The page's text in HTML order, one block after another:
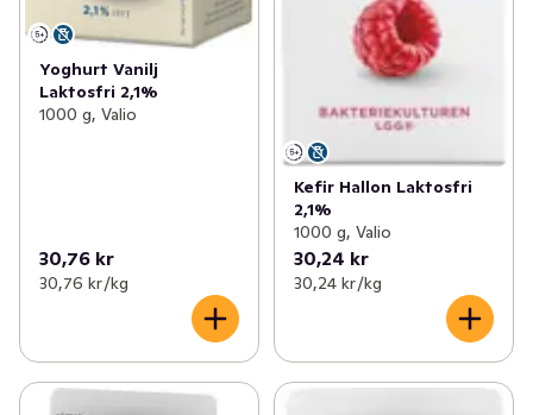
Yoghurt Vanilj
Laktosfri 2,1%
1000 g, Valio
30,76 kr
30,76 kr /kg
Kefir Hallon Laktosfri
2,1%
1000 g, Valio
30,24 kr
30,24 kr /kg